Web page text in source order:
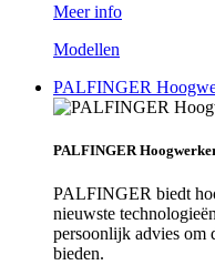
Meer info
Modellen
PALFINGER
PALFINGER
PALFINGER biedt
nieuwste
persoonlijk advies om
bieden.